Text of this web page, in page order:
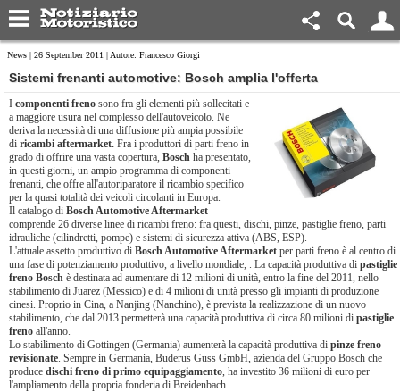
News | 26 September 2011 | Autore: Francesco Giorgi
Sistemi frenanti automotive: Bosch amplia l'offerta
I componenti freno sono fra gli elementi più sollecitati e
a maggiore usura nel complesso dell'autoveicolo. Ne
deriva la necessità di una diffusione più ampia possibile
di ricambi aftermarket. Fra i produttori di parti freno in
grado di offrire una vasta copertura, Bosch ha presentato,
in questi giorni, un ampio programma di componenti
frenanti, che offre all'autoriparatore il ricambio specifico
per la quasi totalità dei veicoli circolanti in Europa.
Il catalogo di Bosch Automotive Aftermarket
comprende 26 diverse linee di ricambi freno: fra questi, dischi, pinze, pastiglie freno, parti
idrauliche (cilindretti, pompe) e sistemi di sicurezza attiva (ABS, ESP).
L'attuale assetto produttivo di Bosch Automotive Aftermarket per parti freno è al centro di
una fase di potenziamento produttivo, a livello mondiale, . La capacità produttiva di pastiglie
freno Bosch è destinata ad aumentare di 12 milioni di unità, entro la fine del 2011, nello
stabilimento di Juarez (Messico) e di 4 milioni di unità presso gli impianti di produzione
cinesi. Proprio in Cina, a Nanjing (Nanchino), è prevista la realizzazione di un nuovo
stabilimento, che dal 2013 permetterà una capacità produttiva di circa 80 milioni di pastiglie
freno all'anno.
Lo stabilimento di Gottingen (Germania) aumenterà la capacità produttiva di pinze freno
revisionate. Sempre in Germania, Buderus Guss GmbH, azienda del Gruppo Bosch che
produce dischi freno di primo equipaggiamento, ha investito 36 milioni di euro per
l'ampliamento della propria fonderia di Breidenbach.